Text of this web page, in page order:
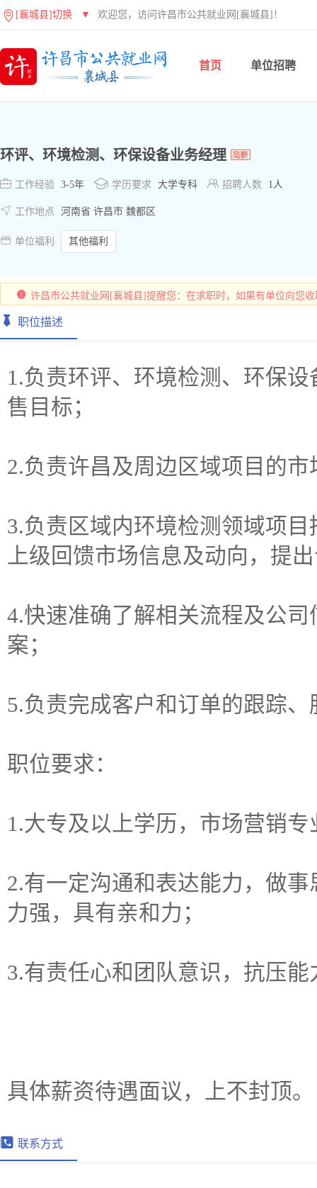
[襄城县]切换 ▼ 欢迎您，访问许昌市公共就业网[襄城县]！
首页 单位招聘
环评、环境检测、环保设备业务经理
 工作经验 3-5年  学历要求 大学专科  招聘人数 1人
 工作地点 河南省 许昌市 魏都区
 单位福利 其他福利
许昌市公共就业网[襄城县]提醒您：在求职时，如果有单位向您
职位描述
1.负责环评、环境检测、环保
售目标；
2.负责许昌及周边区域项目的市
3.负责区域内环境检测领域项
上级回馈市场信息及动向，提
4.快速准确了解相关流程及公
案；
5.负责完成客户和订单的跟踪、
职位要求：
1.大专及以上学历，市场营销
2.有一定沟通和表达能力，做
力强，具有亲和力；
3.有责任心和团队意识，抗压能
具体薪资待遇面议，上不封顶。
联系方式